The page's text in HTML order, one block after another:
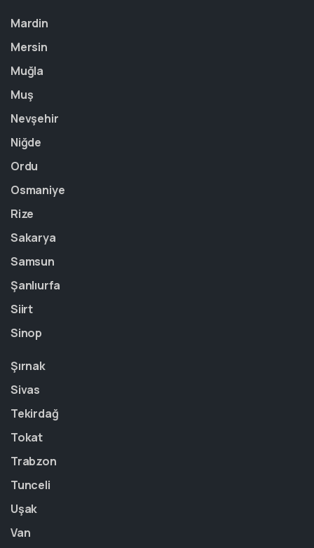
Mardin
Mersin
Muğla
Muş
Nevşehir
Niğde
Ordu
Osmaniye
Rize
Sakarya
Samsun
Şanlıurfa
Siirt
Sinop
Şırnak
Sivas
Tekirdağ
Tokat
Trabzon
Tunceli
Uşak
Van